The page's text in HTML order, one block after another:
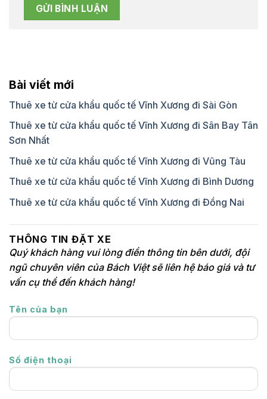
Bài viết mới
Thuê xe từ cửa khẩu quốc tế Vĩnh Xương đi Sài Gòn
Thuê xe từ cửa khẩu quốc tế Vĩnh Xương đi Sân Bay Tân
Sơn Nhất
Thuê xe từ cửa khẩu quốc tế Vĩnh Xương đi Vũng Tàu
Thuê xe từ cửa khẩu quốc tế Vĩnh Xương đi Bình Dương
Thuê xe từ cửa khẩu quốc tế Vĩnh Xương đi Đồng Nai
THÔNG TIN ĐẶT XE
Quý khách hàng vui lòng điền thông tin bên dưới, đội
ngũ chuyên viên của Bách Việt sẽ liên hệ báo giá và tư
vấn cụ thể đến khách hàng!
Tên của bạn
Số điện thoại